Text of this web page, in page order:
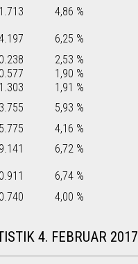
4,86 %
6,25 %
2,53 %
1,90 %
1,91 %
5,93 %
4,16 %
6,72 %
6,74 %
4,00 %
4. FEBRUAR 2017